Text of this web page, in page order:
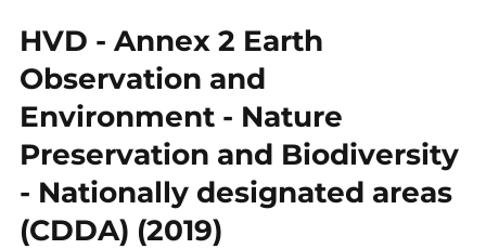
HVD - Annex 2 Earth
Observation and
Environment - Nature
Preservation and Biodiversity
- Nationally designated areas
(CDDA) (2019)